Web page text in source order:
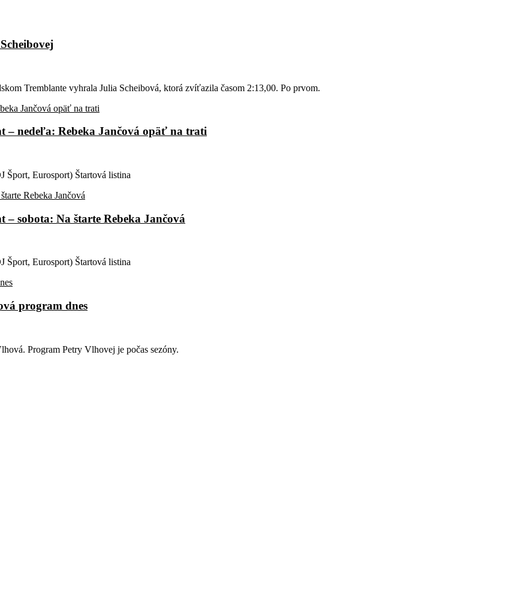
Tremblante vyhrala Julia Scheibová, ktorá zvíťazila časom 2:13,00. Po prvom.
– nedeľa: Rebeka Jančová opäť na trati
Šport, Eurosport) Štartová listina
sobota: Na štarte Rebeka Jančová
Šport, Eurosport) Štartová listina
program dnes
Program Petry Vlhovej je počas sezóny.